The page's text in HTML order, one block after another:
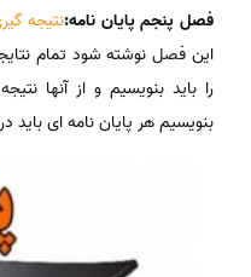
فصل پنجم پایان نامه:نتیجه
این فصل نوشته شود تمام
را باید بنویسیم و از آنها
بنویسیم هر پایان نامه ای